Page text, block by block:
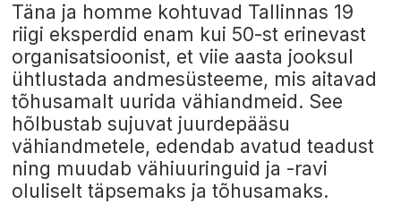
Täna ja homme kohtuvad Tallinnas 19
riigi eksperdid enam kui 50-st erinevast
organisatsioonist, et viie aasta jooksul
ühtlustada andmesüsteeme, mis aitavad
tõhusamalt uurida vähiandmeid. See
hõlbustab sujuvat juurdepääsu
vähiandmetele, edendab avatud teadust
ning muudab vähiuuringuid ja -ravi
oluliselt täpsemaks ja tõhusamaks.